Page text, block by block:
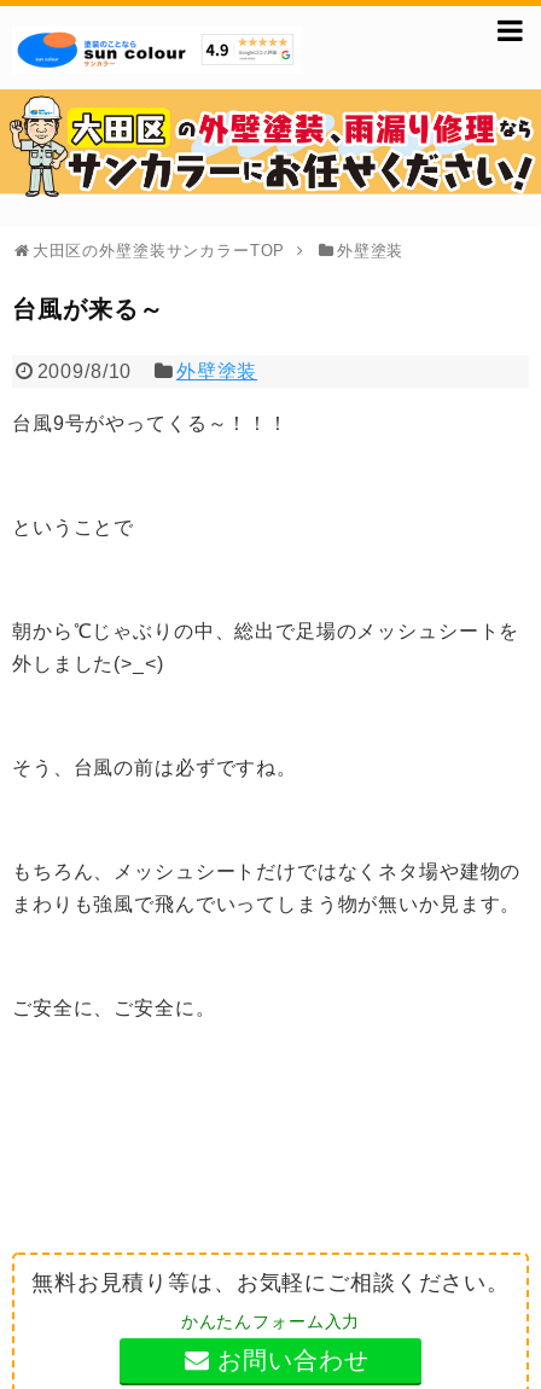
大田区の外壁塗装サンカラーTOP 外壁塗装
台風が来る～
2009/8/10 外壁塗装
台風9号がやってくる～！！！
ということで
朝から℃じゃぶりの中、総出で足場のメッシュシートを
外しました(>_<)
そう、台風の前は必ずですね。
もちろん、メッシュシートだけではなくネタ場や建物の
まわりも強風で飛んでいってしまう物が無いか見ます。
ご安全に、ご安全に。
無料お見積り等は、お気軽にご相談ください。
かんたんフォーム入力
お問い合わせ